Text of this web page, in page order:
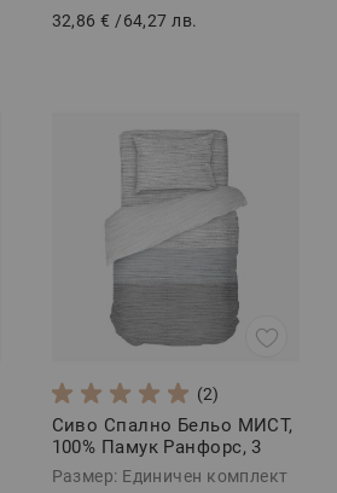
32,86 € /64,27 лв.
(2)
Сиво Спално Бельо МИСТ,
100% Памук Ранфорс, 3
части
Размер: Единичен комплект